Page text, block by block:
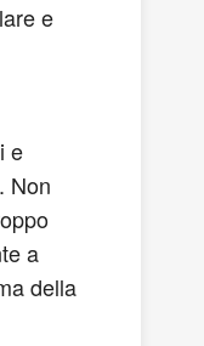
e
e
Non
a
della